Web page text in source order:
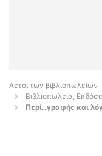
Αετοί των βιβλιοπωλείων
Βιβλιοπωλεία,
Περί..γραφής και